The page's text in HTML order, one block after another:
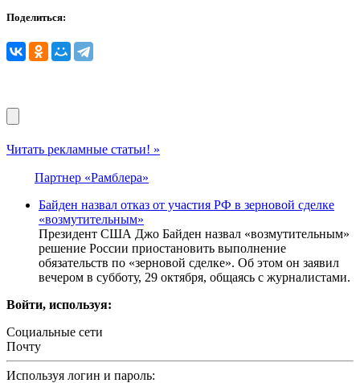
Поделиться:
Читать рекламные статьи! »
Партнер «Рамблера»
Байден назвал отказ от участия РФ в зерновой сделке
«возмутительным»
Президент США Джо Байден назвал «возмутительным»
решение России приостановить выполнение
обязательств по «зерновой сделке». Об этом он заявил
вечером в субботу, 29 октября, общаясь с журналистами.
Войти, используя:
Социальные сети
Почту
Используя логин и пароль: